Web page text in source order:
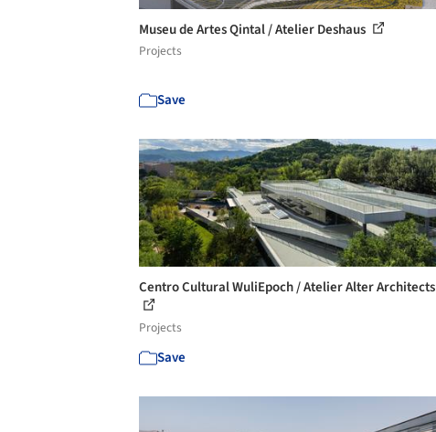
Museu de Artes Qintal / Atelier Deshaus
Projects
Save
Centro Cultural WuliEpoch / Atelier Alter Architects
Projects
Save